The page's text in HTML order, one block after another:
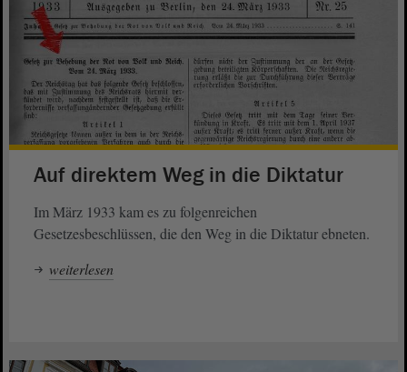
Auf direktem Weg in die Diktatur
Im März 1933 kam es zu folgenreichen
Gesetzesbeschlüssen, die den Weg in die Diktatur ebneten.
weiterlesen